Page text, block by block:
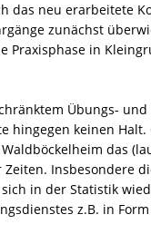
das neu erarbeitete
zunächst
Praxisphase in
Übungs-
hingegen keinen
das
Insbesondere
in der Statistik
z.B. in